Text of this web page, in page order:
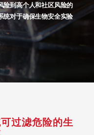
险到高个人和社区风险的
统对于确保生物安全实验
过滤危险的生